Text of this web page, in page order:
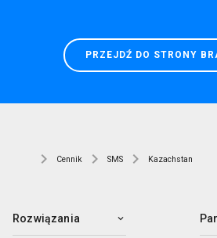
PRZEJDŹ DO STRONY
Cennik SMS Kazachstan
Rozwiązania